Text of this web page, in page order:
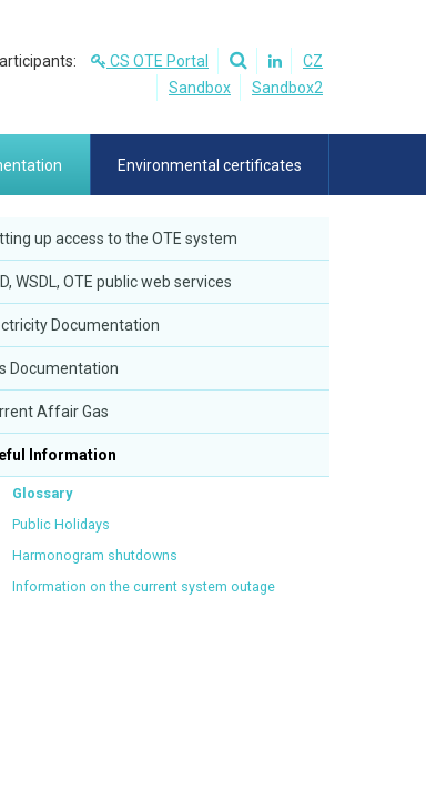
CS OTE Portal
CZ
Sandbox
Sandbox2
Environmental certificates
up access to the OTE system
WSDL, OTE public web services
Documentation
Documentation
Affair Gas
Information
Glossary
Public Holidays
Harmonogram shutdowns
Information on the current system outage